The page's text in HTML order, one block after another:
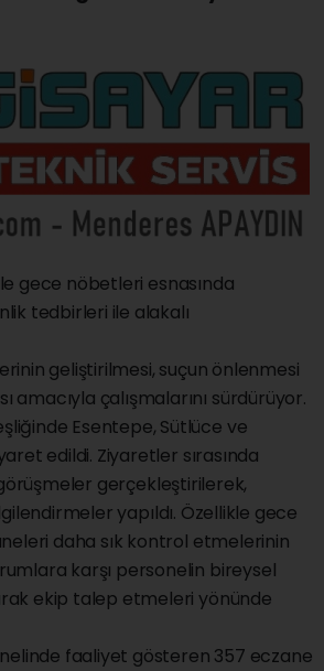
gece nöbetleri esnasında
tedbirleri ile alakalı
geliştirilmesi, suçun önlenmesi
çalışmalarını sürdürüyor.
Esentepe, Sütlüce ve
edildi. Ziyaretler sırasında
görüşmeler gerçekleştirilerek,
yapıldı. Özellikle gece
daha sık kontrol etmelerinin
karşı personelin bireysel
ekip talep etmeleri yönünde
faaliyet gösteren 357 eczane